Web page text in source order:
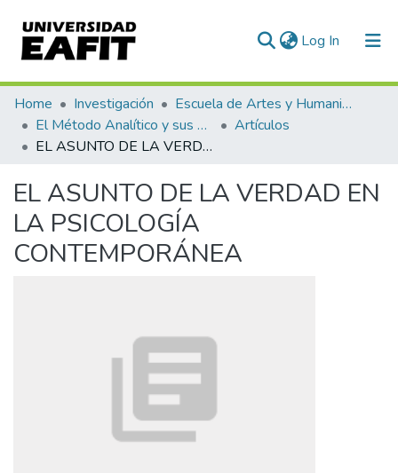
Log In (current)
Communities & Collections
All of DSpace
Home Investigación
Escuela de Artes y Humanidades
El Método Analítico y sus Aplicaciones en las Ciencias Sociales y Humanas (EAFIT - U de A)
Artículos
EL ASUNTO DE LA VERDAD EN LA PSICOLOGÍA CONTEMPORÁNEA
EL ASUNTO DE LA VERDAD EN
LA PSICOLOGÍA
CONTEMPORÁNEA